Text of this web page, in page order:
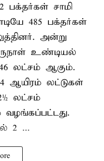
பக்தர்கள் சாமி
485 பக்தர்கள்
அன்று
உண்டியல்
லட்சம் ஆகும்.
ஆயிரம் லட்டுகள்
லட்சம்
2 ...